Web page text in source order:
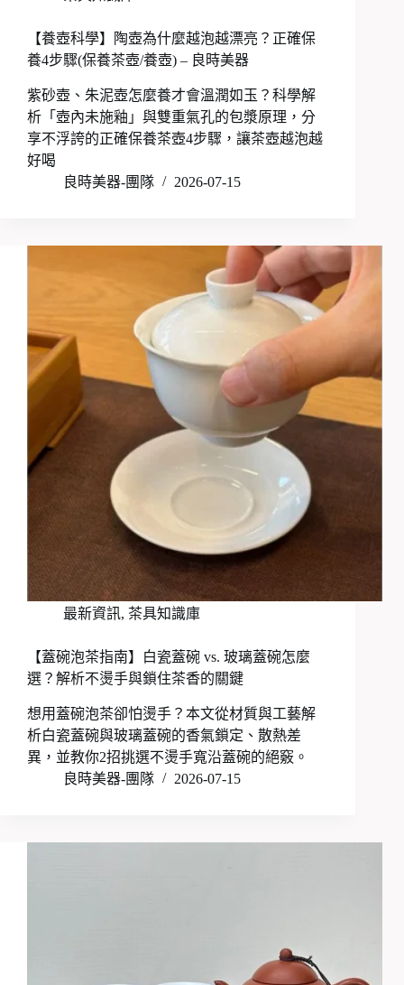
【養壺科學】陶壺為什麼越泡越漂亮？正確保
養4步驟(保養茶壺/養壺) – 良時美器
紫砂壺、朱泥壺怎麼養才會溫潤如玉？科學解
析「壺內未施釉」與雙重氣孔的包漿原理，分
享不浮誇的正確保養茶壺4步驟，讓茶壺越泡越
好喝
良時美器-團隊
2026-07-15
最新資訊, 茶具知識庫
【蓋碗泡茶指南】白瓷蓋碗 vs. 玻璃蓋碗怎麼
選？解析不燙手與鎖住茶香的關鍵
想用蓋碗泡茶卻怕燙手？本文從材質與工藝解
析白瓷蓋碗與玻璃蓋碗的香氣鎖定、散熱差
異，並教你2招挑選不燙手寬沿蓋碗的絕竅。
良時美器-團隊
2026-07-15